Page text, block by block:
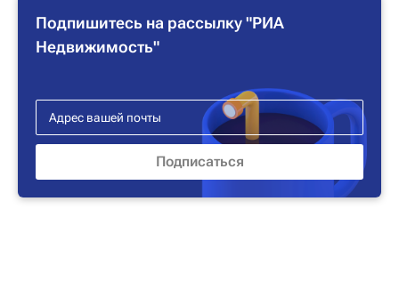
Подпишитесь на рассылку "РИА
Недвижимость"